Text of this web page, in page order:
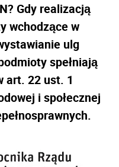
Gdy realizacją
wchodzące w
ulg
spełniają
art. 22 ust. 1
i społecznej